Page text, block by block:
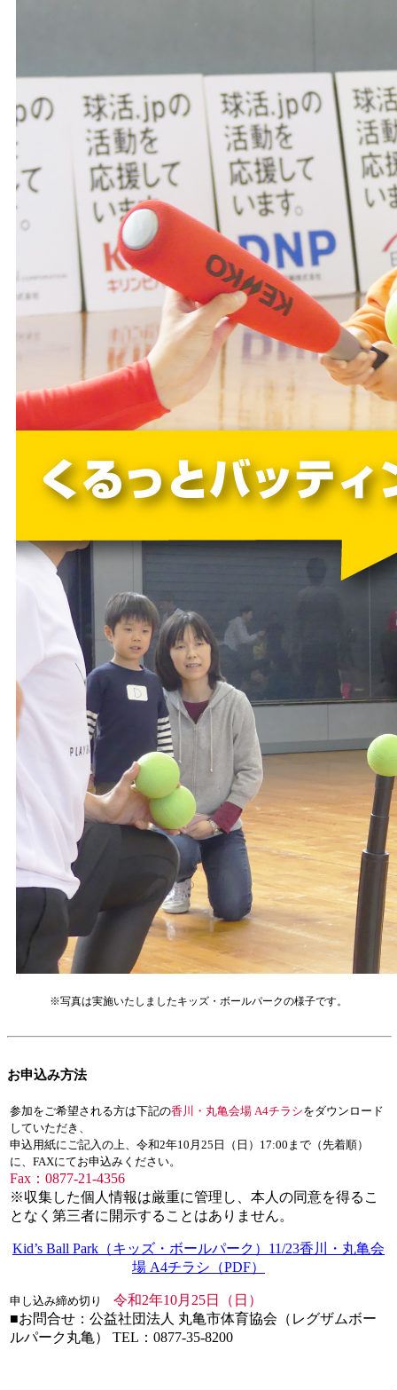
※写真は実施いたしましたキッズ・ボールパークの様子です。
お申込み方法
参加をご希望される方は下記の香川・丸亀会場 A4チラシをダウンロード
していただき、
申込用紙にご記入の上、令和2年10月25日（日）17:00まで（先着順）
に、FAXにてお申込みください。
Fax：0877-21-4356
※収集した個人情報は厳重に管理し、本人の同意を得るこ
となく第三者に開示することはありません。
Kid’s Ball Park（キッズ・ボールパーク）11/23香川・丸亀会
場 A4チラシ（PDF）
申し込み締め切り 令和2年10月25日（日）
■お問合せ： 公益社団法人 丸亀市体育協会（レグザムボー
ルパーク丸亀） TEL：0877-35-8200